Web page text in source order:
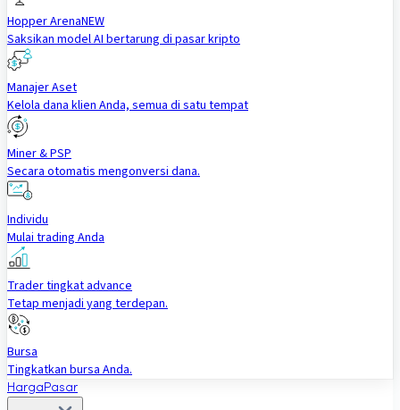
Hopper ArenaNEW
Saksikan model AI bertarung di pasar kripto
Manajer Aset
Kelola dana klien Anda, semua di satu tempat
Miner & PSP
Secara otomatis mengonversi dana.
Individu
Mulai trading Anda
Trader tingkat advance
Tetap menjadi yang terdepan.
Bursa
Tingkatkan bursa Anda.
Harga Pasar